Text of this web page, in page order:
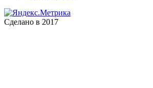
Сделано в 2017